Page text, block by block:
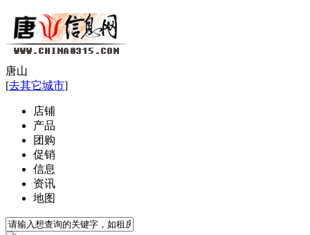
唐山
[去其它城市]
店铺
产品
团购
促销
信息
资讯
地图